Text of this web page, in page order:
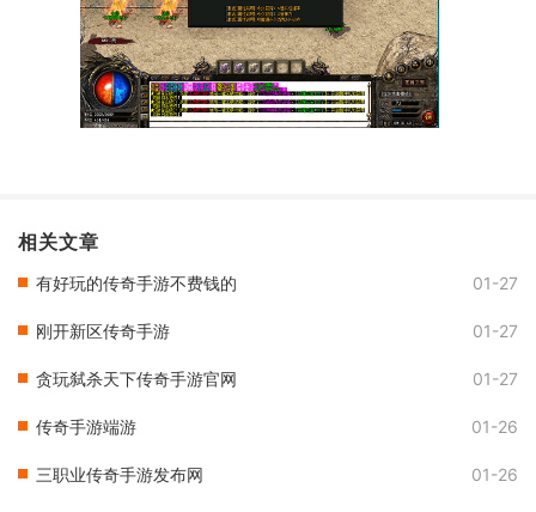
相关文章
有好玩的传奇手游不费钱的 01-27
刚开新区传奇手游 01-27
贪玩弑杀天下传奇手游官网 01-27
传奇手游端游 01-26
三职业传奇手游发布网 01-26